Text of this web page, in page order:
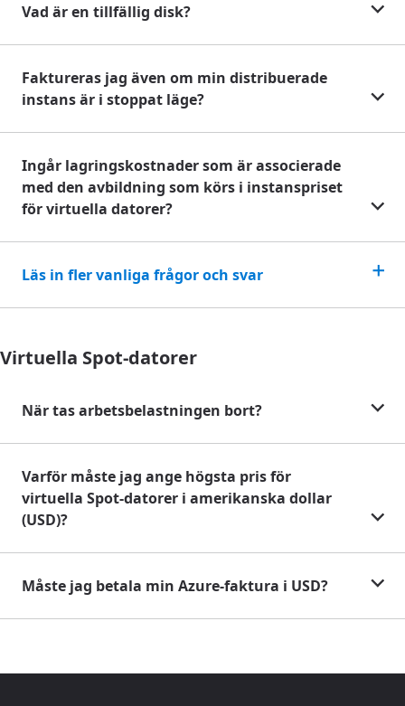
Vad är en tillfällig disk?
Faktureras jag även om min distribuerade
instans är i stoppat läge?
Ingår lagringskostnader som är associerade
med den avbildning som körs i instanspriset
för virtuella datorer?
Läs in fler vanliga frågor och svar
Virtuella Spot-datorer
När tas arbetsbelastningen bort?
Varför måste jag ange högsta pris för
virtuella Spot-datorer i amerikanska dollar
(USD)?
Måste jag betala min Azure-faktura i USD?